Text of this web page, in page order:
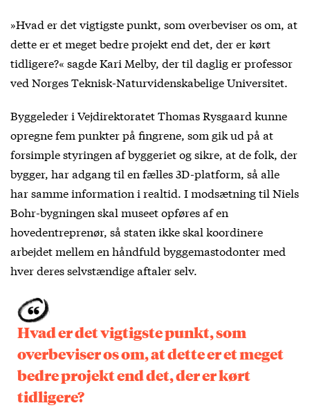
»Hvad er det vigtigste punkt, som overbeviser os om, at
dette er et meget bedre projekt end det, der er kørt
tidligere?« sagde Kari Melby, der til daglig er professor
ved Norges Teknisk-Naturvidenskabelige Universitet.
Byggeleder i Vejdirektoratet Thomas Rysgaard kunne
opregne fem punkter på fingrene, som gik ud på at
forsimple styringen af byggeriet og sikre, at de folk, der
bygger, har adgang til en fælles 3D-platform, så alle
har samme information i realtid. I modsætning til Niels
Bohr-bygningen skal museet opføres af en
hovedentreprenør, så staten ikke skal koordinere
arbejdet mellem en håndfuld byggemastodonter med
hver deres selvstændige aftaler selv.
Hvad er det vigtigste punkt, som
overbeviser os om, at dette er et meget
bedre projekt end det, der er kørt
tidligere?